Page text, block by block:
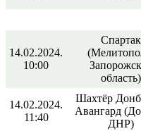
14.02.2024.
10:00
Спартак
область)
14.02.2024.
11:40
Шахтёр
Авангард
ДНР)